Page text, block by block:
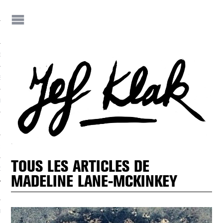
KLAK ?
S DE JEF
JEF KLAK !
LA REVUE
TOUS LES ARTICLES DE
MADELINE LANE-MCKINKEY